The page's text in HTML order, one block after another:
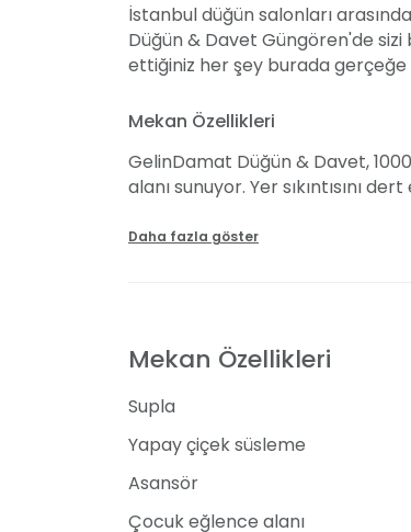
İstanbul düğün salonları
Düğün & Davet Güngören'de
ettiğiniz her şey burada gerçeğe
Mekan Özellikleri
GelinDamat Düğün & Davet,
alanı sunuyor. Yer sıkıntısını
Yuvarlak masalara yerleştirilen
odası geliyor. Bu alanda
odası, sanatçı kulisi ve bebekli
alıyor. Mekanın renkli
GelinDamat Düğün & Davet
Kapalı salonuyla hizmet veren
ise 500 TL’den başlıyor. Düğün
Daha fazla göster
Mekan Özellikleri
Supla
Yapay çiçek süsleme
Asansör
Çocuk eğlence alanı